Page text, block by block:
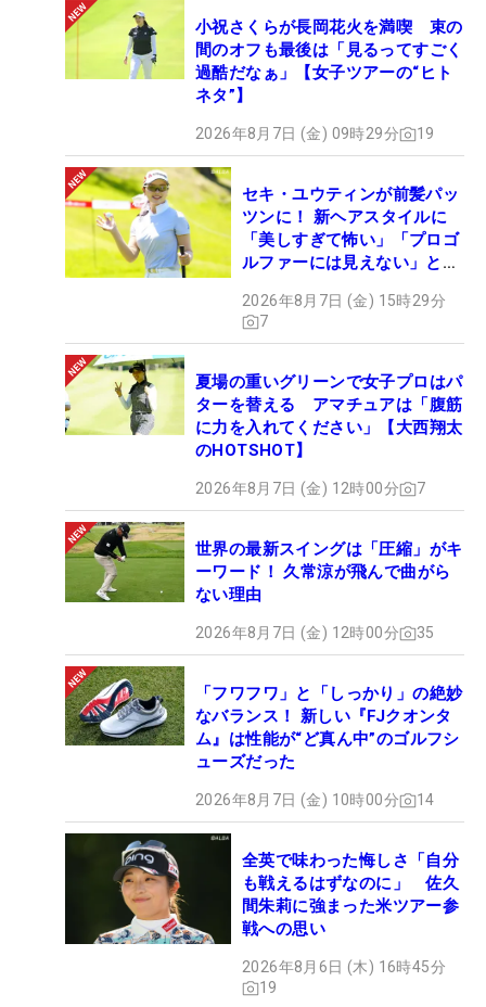
小祝さくらが長岡花火を満喫 束の
間のオフも最後は「見るってすごく
過酷だなぁ」【女子ツアーの“ヒト
ネタ”】
2026年8月7日 (金) 09時29分 19
セキ・ユウティンが前髪パッ
ツンに！ 新ヘアスタイルに
「美しすぎて怖い」「プロゴ
ルファーには見えない」とコ
2026年8月7日 (金) 15時29分
7
夏場の重いグリーンで女子プロはパ
ターを替える アマチュアは「腹筋
に力を入れてください」【大西翔太
のHOTSHOT】
2026年8月7日 (金) 12時00分 7
世界の最新スイングは「圧縮」がキ
ーワード！ 久常涼が飛んで曲がら
ない理由
2026年8月7日 (金) 12時00分 35
「フワフワ」と「しっかり」の絶妙
なバランス！ 新しい『FJクオンタ
ム』は性能が“ど真ん中”のゴルフシ
ューズだった
2026年8月7日 (金) 10時00分 14
全英で味わった悔しさ「自分
も戦えるはずなのに」 佐久
間朱莉に強まった米ツアー参
戦への思い
2026年8月6日 (木) 16時45分
19